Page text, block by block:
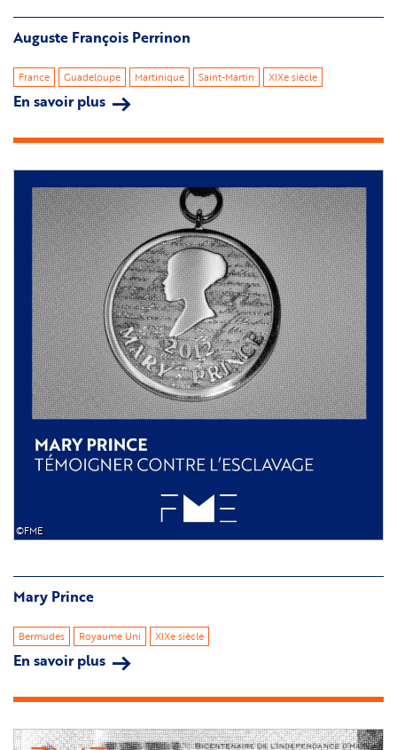
Auguste François Perrinon
France Guadeloupe Martinique Saint-Martin XIXe siècle
En savoir plus sur
François
Perrinon
©FME
Mary Prince
Bermudes Royaume Uni XIXe siècle
En savoir plus sur
Prince
Image